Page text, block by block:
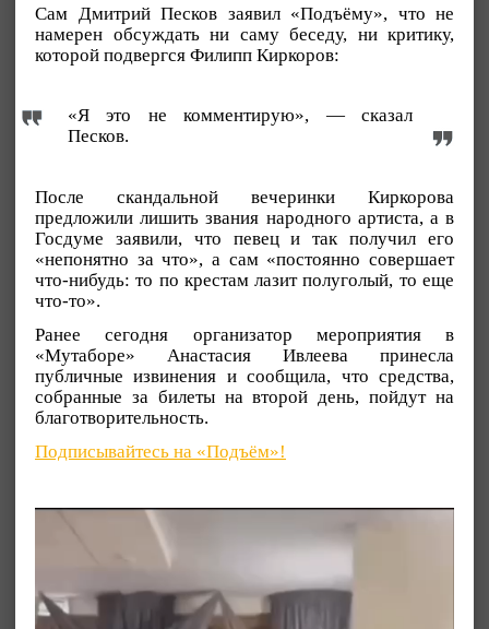
Сам Дмитрий Песков заявил «Подъёму», что не
намерен обсуждать ни саму беседу, ни критику,
которой подвергся Филипп Киркоров:
«Я это не комментирую», — сказал
Песков.
После скандальной вечеринки Киркорова
предложили лишить звания народного артиста, а в
Госдуме заявили, что певец и так получил его
«непонятно за что», а сам «постоянно совершает
что-нибудь: то по крестам лазит полуголый, то еще
что-то».
Ранее сегодня организатор мероприятия в
«Мутаборе» Анастасия Ивлеева принесла
публичные извинения и сообщила, что средства,
собранные за билеты на второй день, пойдут на
благотворительность.
Подписывайтесь на «Подъём»!
Видеоплеер